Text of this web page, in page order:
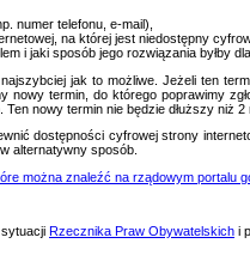
numer telefonu, e-mail),
na której jest niedostępny
i jaki sposób jego rozwiązania byłby
jak to możliwe. Jeżeli ten
nowy termin, do którego poprawimy
nowy termin nie będzie dłuższy niż 2
dostępności cyfrowej strony
alternatywny sposób.
można znaleźć na rządowym portalu
Rzecznika Praw Obywatelskich i